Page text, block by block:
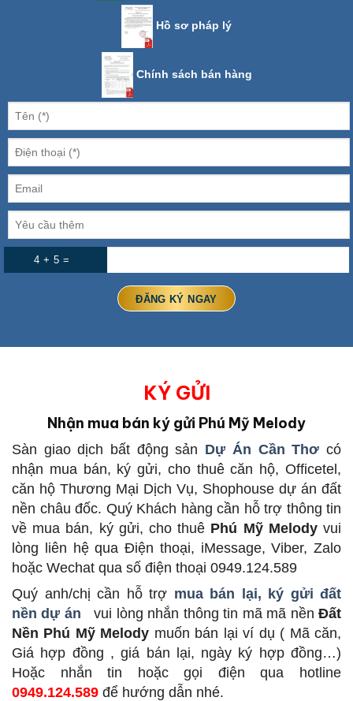
Hồ sơ pháp lý
Chính sách bán hàng
4 + 5 =
KÝ GỬI
Nhận mua bán ký gửi Phú Mỹ Melody
Sàn giao dịch bất động sản Dự Án Cần Thơ có
nhận mua bán, ký gửi, cho thuê căn hộ, Officetel,
căn hộ Thương Mại Dịch Vụ, Shophouse dự án đất
nền châu đốc. Quý Khách hàng cần hỗ trợ thông tin
về mua bán, ký gửi, cho thuê Phú Mỹ Melodyvui
lòng liên hệ qua Điện thoại, iMessage, Viber, Zalo
hoặc Wechat qua số điện thoại 0949.124.589
Quý anh/chị cần hỗ trợ mua bán lại, ký gửi đất
nền dự án
vui lòng nhắn thông tin mã mã nềnĐất
Nền Phú Mỹ Melody muốn bán lại ví dụ ( Mã căn,
Giá hợp đồng , giá bán lại, ngày ký hợp đồng…)
Hoặc nhắn tin hoặc gọi điện qua hotline
0949.124.589 để hướng dẫn nhé.